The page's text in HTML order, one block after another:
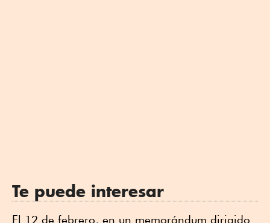
Te puede interesar
El 12 de febrero, en un memorándum dirigido